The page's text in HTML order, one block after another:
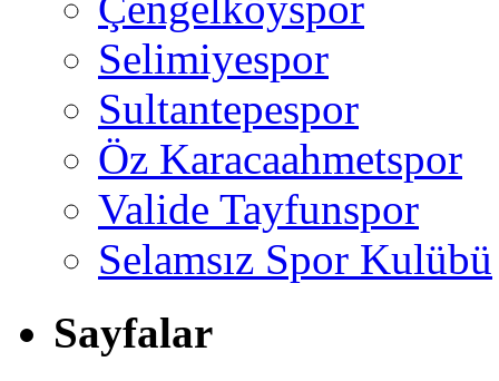
Selimiyespor
Sultantepespor
Öz Karacaahmetspor
Valide Tayfunspor
Selamsız Spor Kulübü
Sayfalar